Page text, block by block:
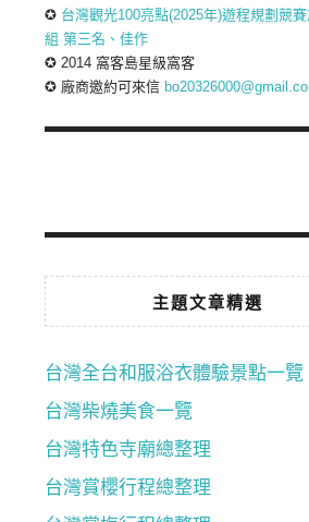
✪ 台灣觀光100亮點(2025年)遊程規劃競
組 第三名、佳作
✪ 2014 窩客島星級窩客
✪ 廠商邀約可來信
主題文章精選
台灣全台和服浴衣體驗景點一覽
台灣柴燒美食一覽
台灣特色寺廟總整理
台灣賞櫻行程總整理